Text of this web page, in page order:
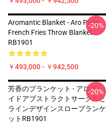
Aromantic Blanket - Aro Pride
French Fries Throw Blanket
RB1901
￥493,000 - ￥942,500
-20%
芳香のブランケット - アロプラ
イドアブストラクトサークルと
ラインデザインスローブランケ
ットRB1901
-20%